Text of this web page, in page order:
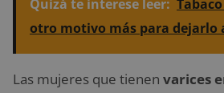
Quizá te interese leer:
otro motivo más para dejarlo
Las mujeres que tienen varices